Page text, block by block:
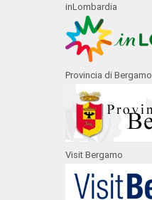
inLombardia
Provincia di Bergamo
Visit Bergamo